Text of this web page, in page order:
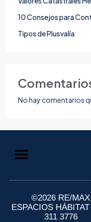
10 Consejos para
Tipos de Plusvalía
No hay comentarios
©2026 RE/MAX
ESPACIOS
311 3776